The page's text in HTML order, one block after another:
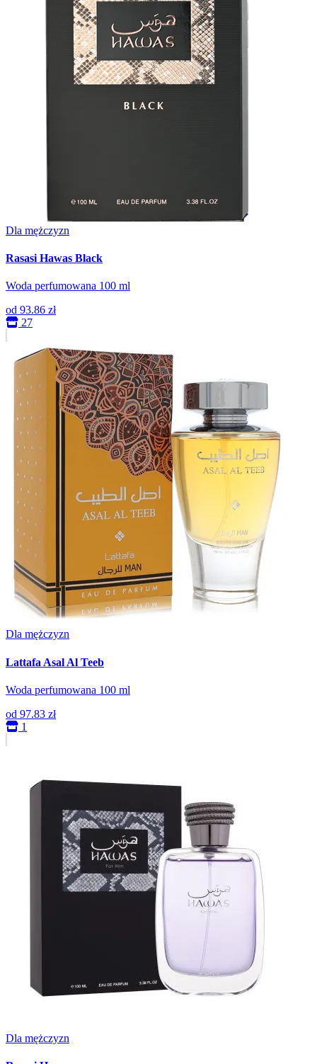
Dla mężczyzn
Rasasi Hawas Black
Woda perfumowana 100 ml
od 93.86 zł
27
Dla mężczyzn
Lattafa Asal Al Teeb
Woda perfumowana 100 ml
od 97.83 zł
1
Dla mężczyzn